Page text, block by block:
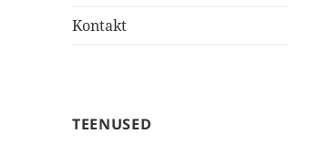
Kontakt
TEENUSED